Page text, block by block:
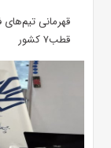
قهرمانی تیم‌های
قطب۷ کشور